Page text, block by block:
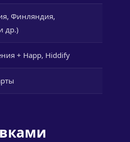
Финляндия,
др.)
+ Happ, Hiddify